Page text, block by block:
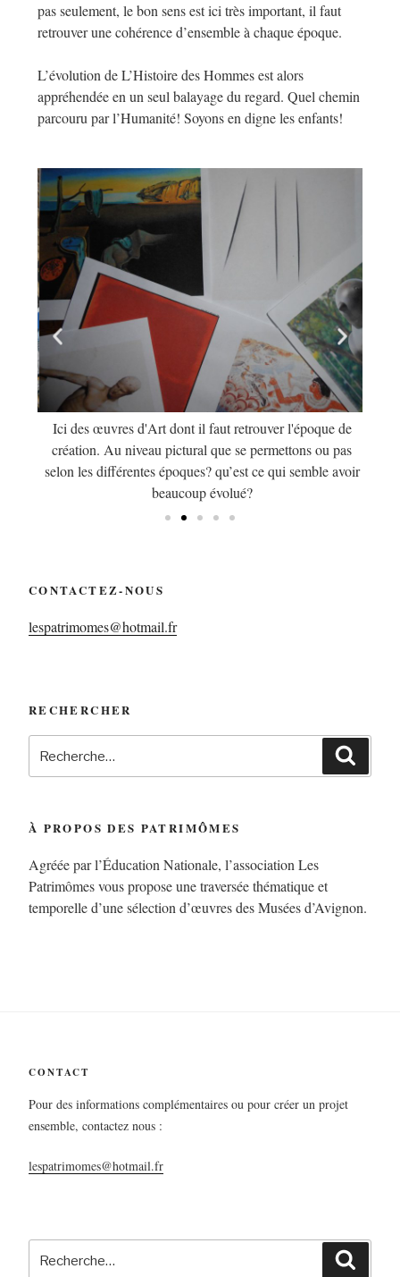
pas seulement, le bon sens est ici très important, il faut
retrouver une cohérence d’ensemble à chaque époque.
L’évolution de L’Histoire des Hommes est alors
appréhendée en un seul balayage du regard. Quel chemin
parcouru par l’Humanité! Soyons en digne les enfants!
Ici des œuvres d'Art dont il faut retrouver l'époque de
création. Au niveau pictural que se permettons ou pas
selon les différentes époques? qu’est ce qui semble avoir
beaucoup évolué?
CONTACTEZ-NOUS
lespatrimomes@hotmail.fr
RECHERCHER
À PROPOS DES PATRIMÔMES
Agréée par l’Éducation Nationale, l’association Les
Patrimômes vous propose une traversée thématique et
temporelle d’une sélection d’œuvres des Musées d’Avignon.
CONTACT
Pour des informations complémentaires ou pour créer un projet
ensemble, contactez nous :
lespatrimomes@hotmail.fr